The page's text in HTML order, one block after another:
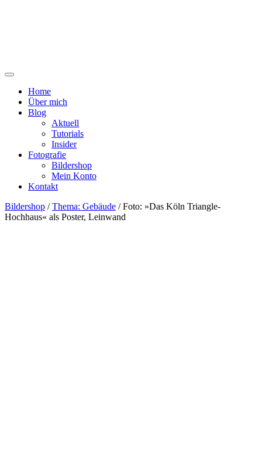
Home
Über mich
Blog
Aktuell
Tutorials
Insider
Fotografie
Bildershop
Mein Konto
Kontakt
Bildershop /Thema: Gebäude / Foto: »Das Köln Triangle-
Hochhaus« als Poster, Leinwand